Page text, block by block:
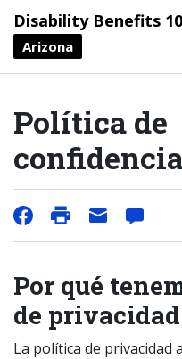
Disability Benefits
Arizona
Política de
Por qué
de privacidad
La política de privacidad